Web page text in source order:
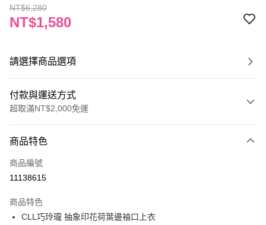
NT$6,280
NT$1,580
請選擇商品選項
付款與運送方式
超取滿NT$2,000免運
信用卡一次付款
信用卡分期付款
合作金庫商業銀行
華南商業銀行
彰化商業銀行
超商取貨付款
商品特色
商品編號
11138615
商品特色
CLL巧玲瓏 抽象印花荷葉邊袖口上衣